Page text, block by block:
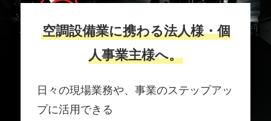
空調設備業に携わる法人様・個
人事業主様へ。
日々の現場業務や、事業のステップアッ
プに活用できる